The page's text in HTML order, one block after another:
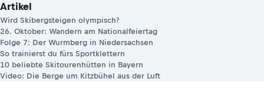
Artikel
Wird Skibergsteigen olympisch?
26. Oktober: Wandern am Nationalfeiertag
Folge 7: Der Wurmberg in Niedersachsen
So trainierst du fürs Sportklettern
10 beliebte Skitourenhütten in Bayern
Video: Die Berge um Kitzbühel aus der Luft